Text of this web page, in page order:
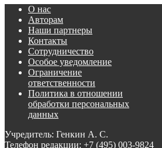
О нас
Авторам
Наши партнеры
Контакты
Сотрудничество
Особое уведомление
Ограничение
ответственности
Политика в отношении
обработки персональных
данных
Учредитель: Генкин А. С.
Телефон редакции: +7 (495) 003-9824